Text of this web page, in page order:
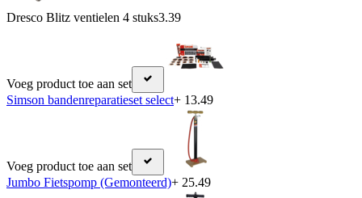
Dresco Blitz ventielen 4 stuks3.39
Voeg product toe aan set
Simson bandenreparatieset select+ 13.49
Voeg product toe aan set
Jumbo Fietspomp (Gemonteerd)+ 25.49